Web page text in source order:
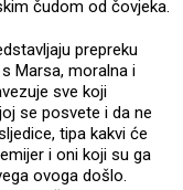
čudom od čovjeka.
prepreku
Marsa, moralna i
sve koji
se posvete i da ne
tipa kakvi će
i oni koji su ga
ovoga došlo.